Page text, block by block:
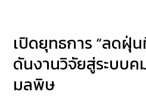
เปิดยุทธการ “ลดฝุ่
ดันงานวิจัยสู่ระบบ
มลพิษ